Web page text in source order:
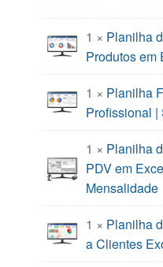
1 × Planilha
Produtos em
1 × Planilha
Profissional
1 × Planilha
PDV em
Mensalidade
1 × Planilha
a Clientes